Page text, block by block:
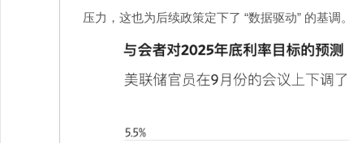
压力，这也为后续政策定下了 “数据驱动” 的基调。